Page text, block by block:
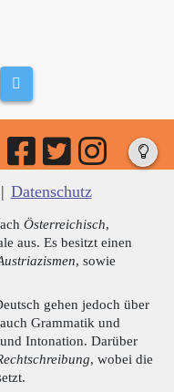
| Datenschutz
Österreichisch,
aus. Es besitzt einen
, sowie
gehen jedoch über
Grammatik und
Intonation. Darüber
, wobei die